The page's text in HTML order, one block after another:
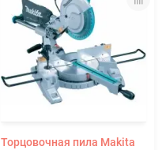
Торцовочная пила Makita